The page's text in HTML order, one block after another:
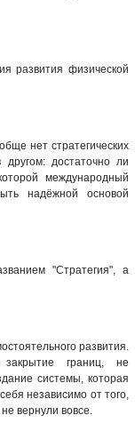
развития физической
нет стратегических
достаточно ли
международный
надёжной основой
"Стратегия", а
развития.
границ, не
системы, которая
независимо от того,
вернули вовсе.